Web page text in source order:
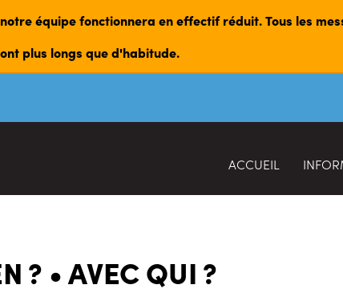
équipe fonctionnera en effectif réduit. Tous les
plus longs que d'habitude.
ACCUEIL
? • AVEC QUI ?